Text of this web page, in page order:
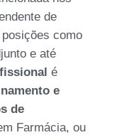
de
como
e até
é
e
de
Farmácia, ou